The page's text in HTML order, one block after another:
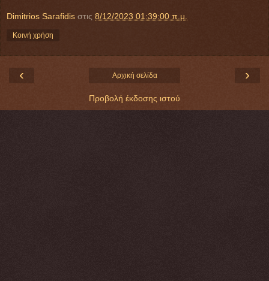
Dimitrios Sarafidis στις 8/12/2023 01:39:00 π.μ.
Κοινή χρήση
‹ ›
Αρχική σελίδα
Προβολή έκδοσης ιστού